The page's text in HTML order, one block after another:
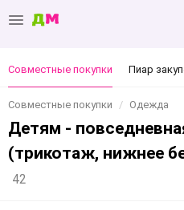
Совместные покупки Пиар
Совместные покупки Одежда
Детям -
(трикотаж, нижнее
42